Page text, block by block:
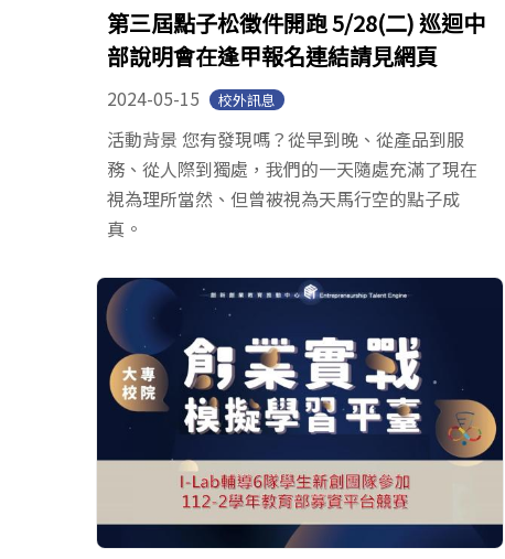
第三屆點子松徵件開跑 5/28(二) 巡迴中
部說明會在逢甲報名連結請見網頁
2024-05-15 校外訊息
活動背景 您有發現嗎？從早到晚、從產品到服
務、從人際到獨處，我們的一天隨處充滿了現在
視為理所當然、但曾被視為天馬行空的點子成
真。